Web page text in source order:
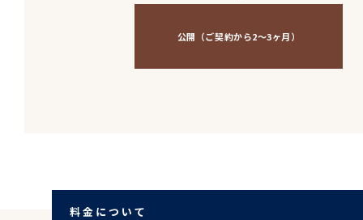
公開（ご契約から2～3ヶ月）
料金について